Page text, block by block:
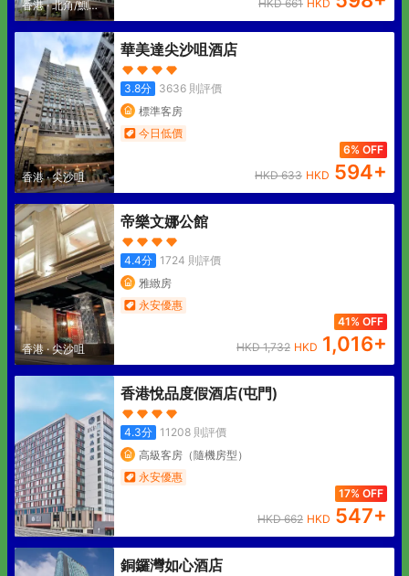
香港·北角/鰂魚
涌
HKD661 HKD
香港·尖沙咀
華美達尖沙咀酒店
3.8分 3636則評價
標準客房
今日低價
6% OFF
HKD633 HKD 594+
香港·尖沙咀
帝樂文娜公館
4.4分 1724 則評價
雅緻房
永安優惠
41% OFF
HKD1,732 HKD 1,016+
香港悅品度假酒店(屯門)
4.3分 11208則評價
高級客房（隨機房型）
永安優惠
17% OFF
HKD662 HKD 547+
銅鑼灣如心酒店